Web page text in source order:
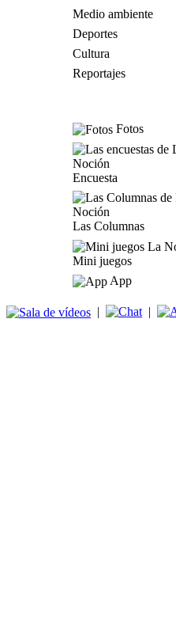
Medio ambiente
Deportes
Cultura
Reportajes
Fotos
Encuesta
Las Columnas
Mini juegos
App
| |